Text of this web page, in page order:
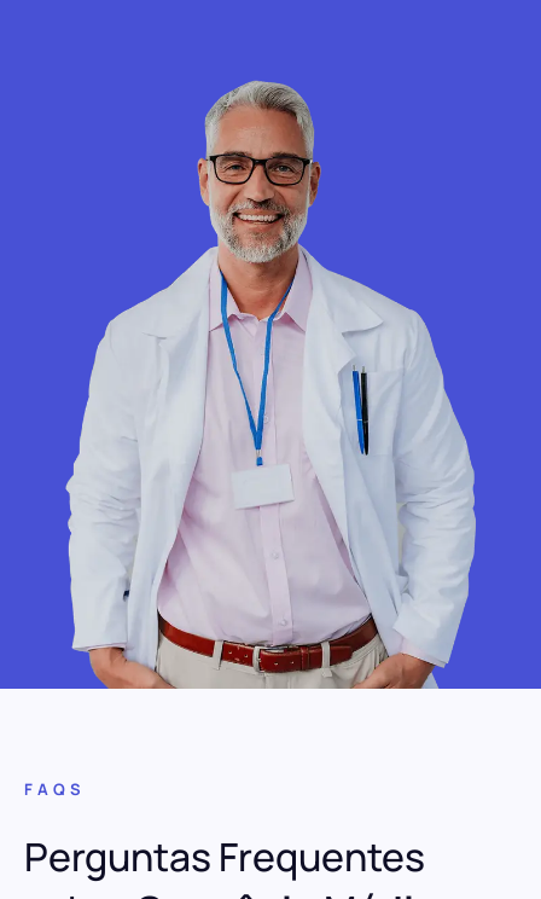
FAQS
Perguntas Frequentes